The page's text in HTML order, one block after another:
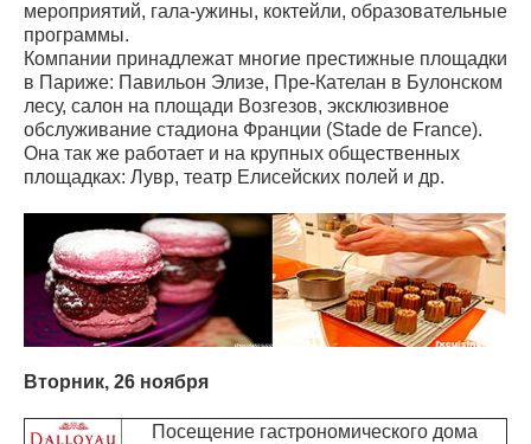
мероприятий, гала-ужины, коктейли, образовательные
программы.
Компании принадлежат многие престижные площадки
в Париже: Павильон Элизе, Пре-Кателан в Булонском
лесу, салон на площади Возгезов, эксклюзивное
обслуживание стадиона Франции (Stade de France).
Она так же работает и на крупных общественных
площадках: Лувр, театр Елисейских полей и др.
Вторник, 26 ноября
Посещение гастрономического дома